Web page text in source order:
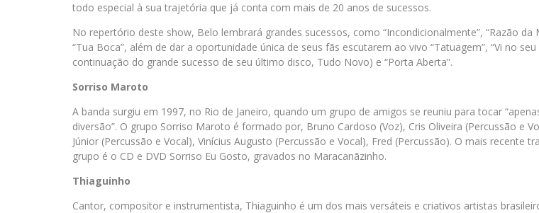
todo especial à sua trajetória que já conta com mais de 20 anos de sucessos.
No repertório deste show, Belo lembrará grandes sucessos, como “Incondicionalmente”, “Razão da
“Tua Boca”, além de dar a oportunidade única de seus fãs escutarem ao vivo “Tatuagem”, “Vi no seu
continuação do grande sucesso de seu último disco, Tudo Novo) e “Porta Aberta”.
Sorriso Maroto
A banda surgiu em 1997, no Rio de Janeiro, quando um grupo de amigos se reuniu para tocar
diversão”. O grupo Sorriso Maroto é formado por, Bruno Cardoso (Voz), Cris Oliveira (Percussão e
Júnior (Percussão e Vocal), Vinícius Augusto (Percussão e Vocal), Fred (Percussão). O mais recente
grupo é o CD e DVD Sorriso Eu Gosto, gravados no Maracanãzinho.
Thiaguinho
Cantor, compositor e instrumentista, Thiaguinho é um dos mais versáteis e criativos artistas